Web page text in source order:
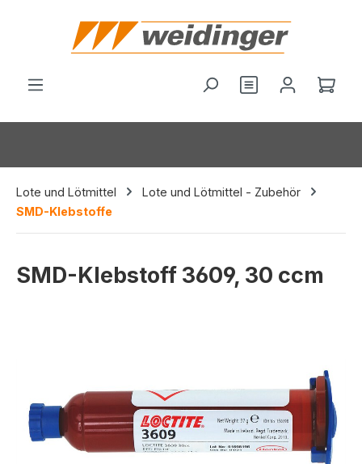
springen
Lote und Lötmittel
Lote und Lötmittel - Zubehör
SMD-Klebstoffe
SMD-Klebstoff 3609, 30 ccm